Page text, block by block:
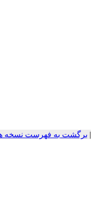
| برگشت به فهرست نسخه